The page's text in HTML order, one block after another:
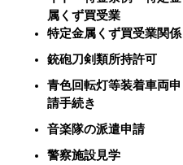
属くず買受業
特定金属くず買受業関係
銃砲刀剣類所持許可
青色回転灯等装着車両申
請手続き
音楽隊の派遣申請
警察施設見学